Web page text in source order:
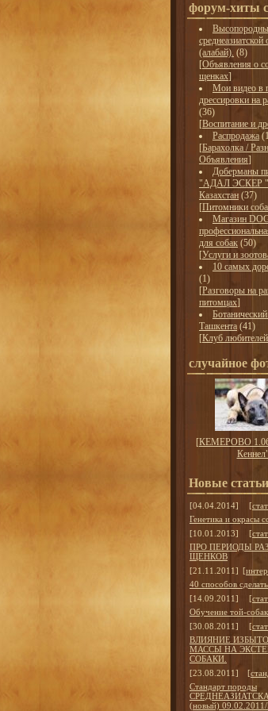
форум-хиты
среднеазиатской
(алабай). (8)
[Объявления о
щенках]
Мои видео в
дрессировки на
(36)
[Воспитание и
Распродажа
[Барахолка /
Объявления]
Доберманы
"АДАЛ ЭСКЕР "
Казахстан (37)
[Питомники
Магазин
для собак (50)
[Услуги и
10 самых
(1)
[Разговоры на
питомцах]
Ташкента (41)
[Клуб любителей
случайное
[КЕМЕРОВО
Кеннел"
Новые
[04.04.2014] [
Генетика и окрасы
[10.01.2013]
[
ПРО ПЕРИОДЫ
ЩЕНКОВ
[21.11.2011] [
40 способов
[14.09.2011]
[
Обучение той-собак
[30.08.2011]
[
ВЛИЯНИЕ
МАССЫ НА
СОБАКИ.
[23.08.2011]
[
Стандарт породы
(новый) 09.02.2011/